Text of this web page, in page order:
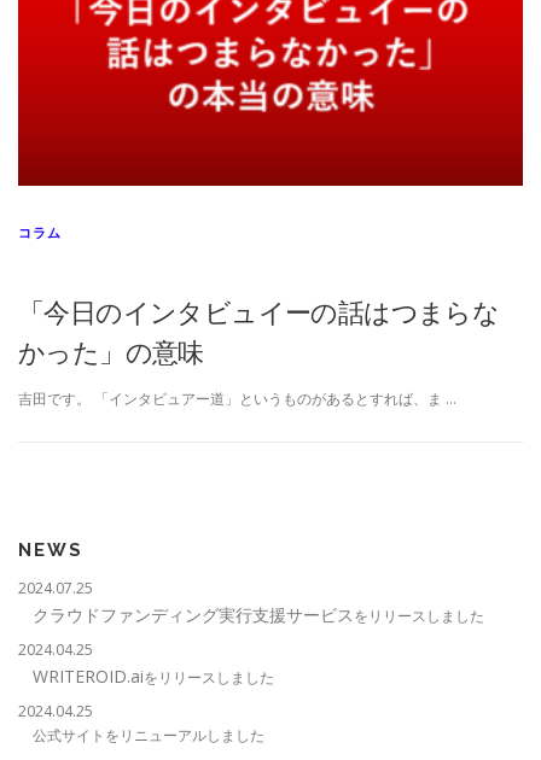
コラム
「今日のインタビュイーの話はつまらな
かった」の意味
吉田です。 「インタビュアー道」というものがあるとすれば、ま …
NEWS
2024.07.25
クラウドファンディング実行支援サービスをリリースしました
2024.04.25
WRITEROID.aiをリリースしました
2024.04.25
公式サイトをリニューアルしました